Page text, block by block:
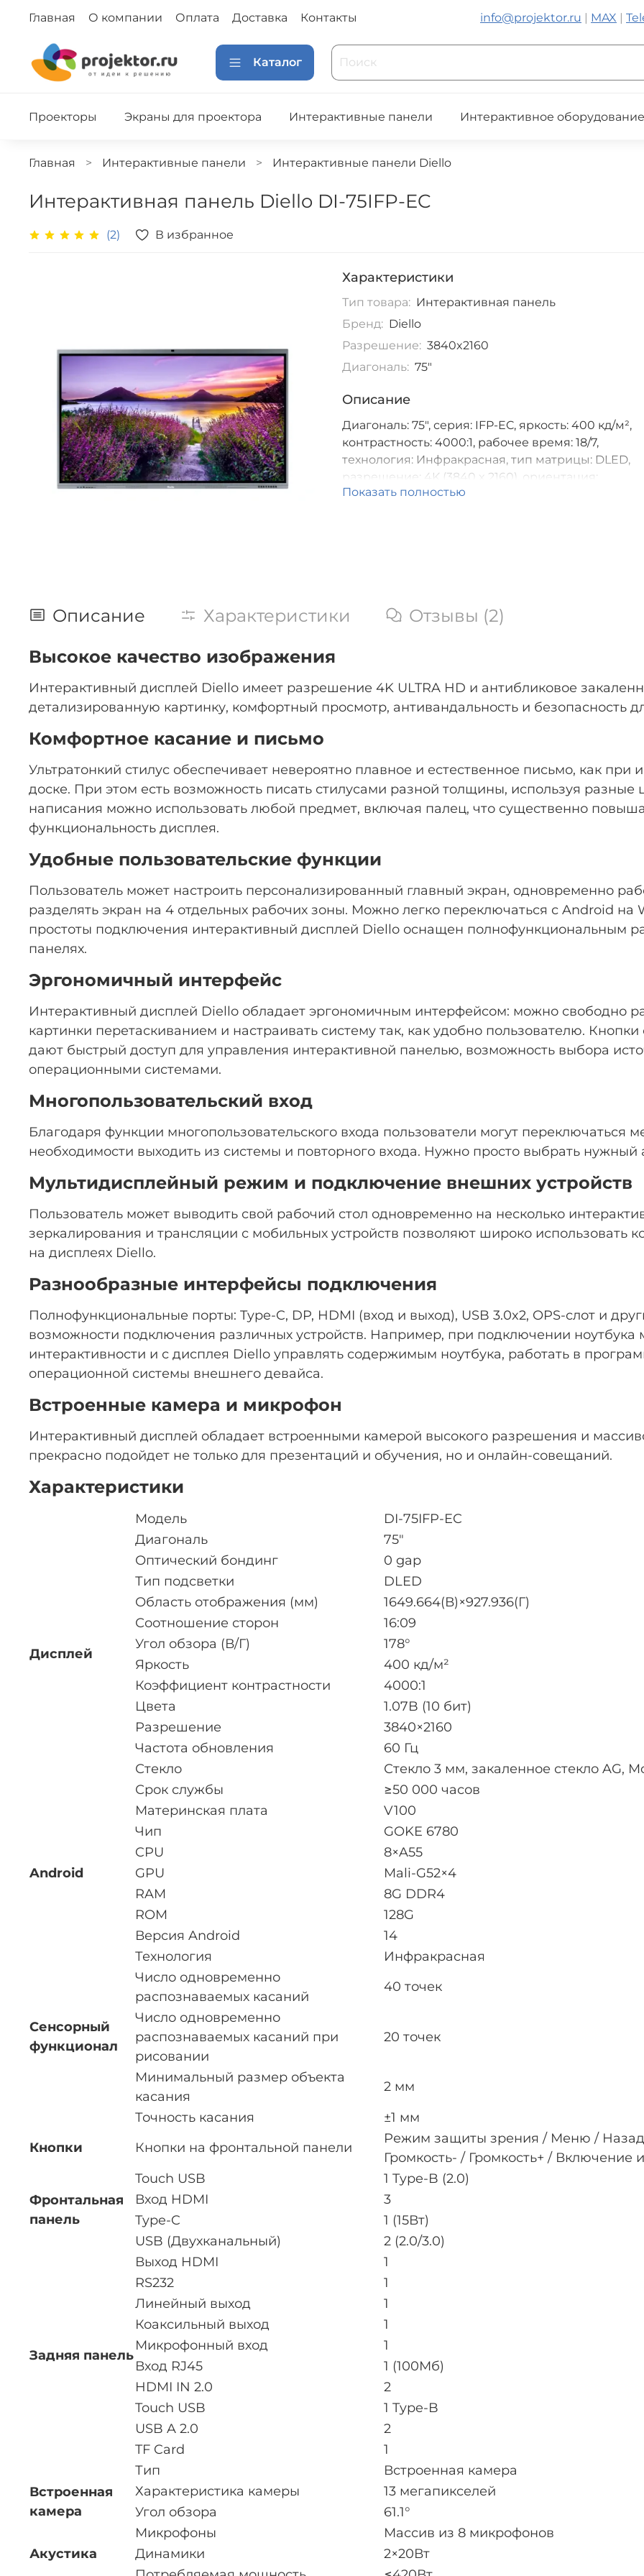
Главная О компании Оплата Доставка Контакты info@projektor.ru MAX
Каталог
Проекторы Экраны для проектора Интерактивные панели Интерактивное оборудование
Главная Интерактивные панели Интерактивные панели Diello
Интерактивная панель Diello DI-75IFP-EC
(2) В избранное
Характеристики
Тип товара: Интерактивная панель
Бренд: Diello
Разрешение: 3840x2160
Диагональ: 75"
Описание
Диагональ: 75", серия: IFP-EC, яркость: 400 кд/м²,
контрастность: 4000:1, рабочее время: 18/7,
технология: Инфракрасная, тип матрицы: DLED,
разрешение: 4K (3840 x 2160), ориентация:
ландшафтная Android14 V100 8G+128G built-in
Показать полностью
Описание Характеристики
Отзывы (2)
Высокое качество изображения
Интерактивный дисплей Diello имеет разрешение 4K ULTRA HD и антибликовое
детализированную картинку, комфортный просмотр, антивандальность и безопасность
Комфортное касание и письмо
Ультратонкий стилус обеспечивает невероятно плавное и естественное письмо, как
доске. При этом есть возможность писать стилусами разной толщины, используя
написания можно использовать любой предмет, включая палец, что существенно
функциональность дисплея.
Удобные пользовательские функции
Пользователь может настроить персонализированный главный экран, одновременно
разделять экран на 4 отдельных рабочих зоны. Можно легко переключаться с Android на
простоты подключения интерактивный дисплей Diello оснащен полнофункциональным
панелях.
Эргономичный интерфейс
Интерактивный дисплей Diello обладает эргономичным интерфейсом: можно свободно
картинки перетаскиванием и настраивать систему так, как удобно пользователю.
дают быстрый доступ для управления интерактивной панелью, возможность выбора
операционными системами.
Многопользовательский вход
Благодаря функции многопользовательского входа пользователи могут переключаться
необходимости выходить из системы и повторного входа. Нужно просто выбрать нужный
Мультидисплейный режим и подключение внешних устройств
Пользователь может выводить свой рабочий стол одновременно на несколько
зеркалирования и трансляции с мобильных устройств позволяют широко использовать
на дисплеях Diello.
Разнообразные интерфейсы подключения
Полнофункциональные порты: Type-C, DP, HDMI (вход и выход), USB 3.0x2, OPS-слот и
возможности подключения различных устройств. Например, при подключении
интерактивности и с дисплея Diello управлять содержимым ноутбука, работать в
операционной системы внешнего девайса.
Встроенные камера и микрофон
Интерактивный дисплей обладает встроенными камерой высокого разрешения и
прекрасно подойдет не только для презентаций и обучения, но и онлайн-совещаний.
Характеристики
Дисплей
Модель
DI-75IFP-EC
Диагональ
75"
Оптический бондинг
0 gap
Тип подсветки
DLED
Область отображения (мм)
1649.664(В)×927.936(Г)
Соотношение сторон
16:09
Угол обзора (В/Г)
178°
Яркость
400 кд/м²
Коэффициент контрастности
4000:1
Цвета
1.07B (10 бит)
Разрешение
3840×2160
Частота обновления
60 Гц
Стекло
Стекло 3 мм, закаленное стекло AG,
Срок службы
≥50 000 часов
Android
Материнская плата
V100
Чип
GOKE 6780
CPU
8×A55
GPU
Mali-G52×4
RAM
8G DDR4
ROM
128G
Версия Android
14
Сенсорный
функционал
Технология
Инфракрасная
Число одновременно
распознаваемых касаний
40 точек
Число одновременно
распознаваемых касаний при
рисовании
20 точек
Минимальный размер объекта
касания
2 мм
Точность касания
±1 мм
Кнопки
Кнопки на фронтальной панели
Режим защиты зрения / Меню /
Громкость- / Громкость+ /
Фронтальная
панель
Touch USB
1 Type-B (2.0)
Вход HDMI
3
Type-C
1 (15Вт)
USB (Двухканальный)
2 (2.0/3.0)
Задняя панель
Выход HDMI
1
RS232
1
Линейный выход
1
Коаксильный выход
1
Микрофонный вход
1
Вход RJ45
1 (100Мб)
HDMI IN 2.0
2
Touch USB
1 Type-B
USB A 2.0
2
TF Card
1
Встроенная
камера
Тип
Встроенная камера
Характеристика камеры
13 мегапикселей
Угол обзора
61.1°
Микрофоны
Массив из 8 микрофонов
Акустика
Динамики
2×20Вт